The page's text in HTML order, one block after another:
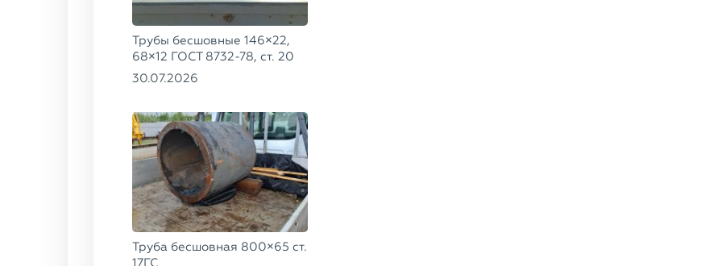
Трубы бесшовные 146×22,
68×12 ГОСТ 8732-78, ст. 20
30.07.2026
Труба бесшовная 800×65 ст.
17ГС